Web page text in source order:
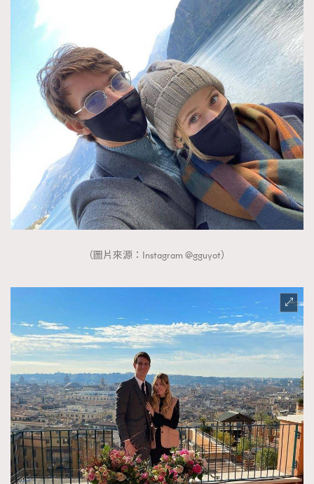
（圖片來源：Instagram @gguyot）